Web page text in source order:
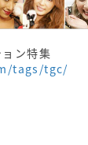
ン特集
tags/tgc/